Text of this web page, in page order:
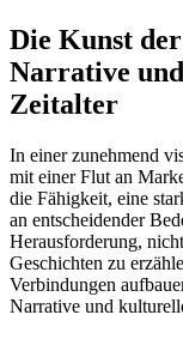
Die Kunst
Narrative
Zeitalter
In einer zunehmend
mit einer Flut an
die Fähigkeit, eine
an entscheidender
Herausforderung,
Geschichten zu
Verbindungen
Narrative und